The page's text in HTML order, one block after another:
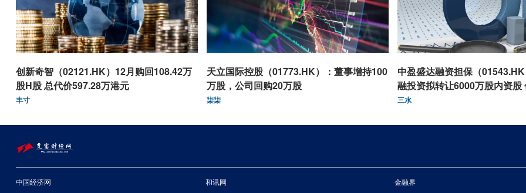
创新奇智（02121.HK）12月购回108.42万
股H股 总代价597.28万港元
丰寸
天立国际控股（01773.HK）：董事增持100
万股，公司回购20万股
柒柒
中盈盛达融资担保（
融投资拟转让6000万股内资股
东
三水
中国经济网 和讯网
金融界